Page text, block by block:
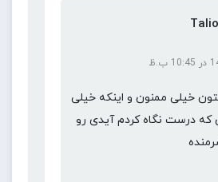
خیلی ممنون و اینکه خیلی
که درست نگاه کردم آیدی رو